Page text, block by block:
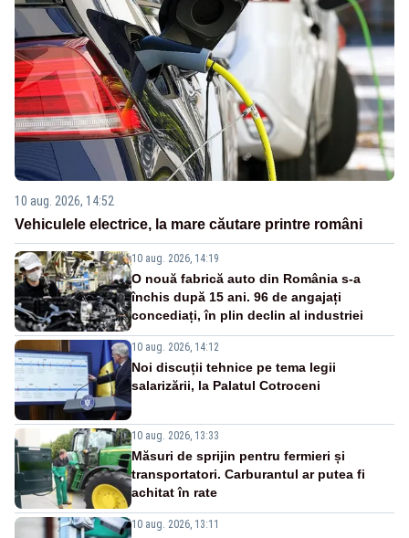
10 aug. 2026, 14:52
Vehiculele electrice, la mare căutare printre români
10 aug. 2026, 14:19
O nouă fabrică auto din România s-a
închis după 15 ani. 96 de angajați
concediați, în plin declin al industriei
10 aug. 2026, 14:12
Noi discuții tehnice pe tema legii
salarizării, la Palatul Cotroceni
10 aug. 2026, 13:33
Măsuri de sprijin pentru fermieri și
transportatori. Carburantul ar putea fi
achitat în rate
10 aug. 2026, 13:11